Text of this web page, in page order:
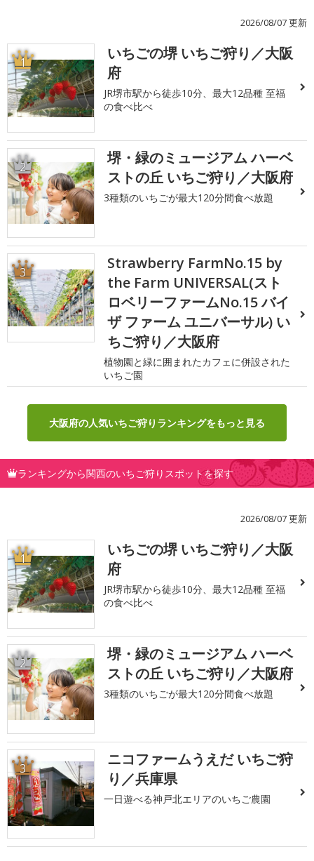
2026/08/07 更新
1
いちごの堺 いちご狩り／大阪
府
JR堺市駅から徒歩10分、最大12品種 至福
の食べ比べ
2
堺・緑のミュージアム ハーベ
ストの丘 いちご狩り／大阪府
3種類のいちごが最大120分間食べ放題
3
Strawberry FarmNo.15 by
the Farm UNIVERSAL(スト
ロベリーファームNo.15 バイ
ザ ファーム ユニバーサル) い
ちご狩り／大阪府
植物園と緑に囲まれたカフェに併設された
いちご園
大阪府の人気いちご狩りランキングをもっと見る
ランキングから関西のいちご狩りスポットを探す
2026/08/07 更新
1
いちごの堺 いちご狩り／大阪
府
JR堺市駅から徒歩10分、最大12品種 至福
の食べ比べ
2
堺・緑のミュージアム ハーベ
ストの丘 いちご狩り／大阪府
3種類のいちごが最大120分間食べ放題
3
ニコファームうえだ いちご狩
り／兵庫県
一日遊べる神戸北エリアのいちご農園